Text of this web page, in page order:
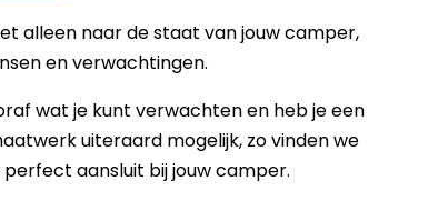
alleen naar de staat van jouw camper,
en verwachtingen.
wat je kunt verwachten en heb je een
uiteraard mogelijk, zo vinden we
aansluit bij jouw camper.